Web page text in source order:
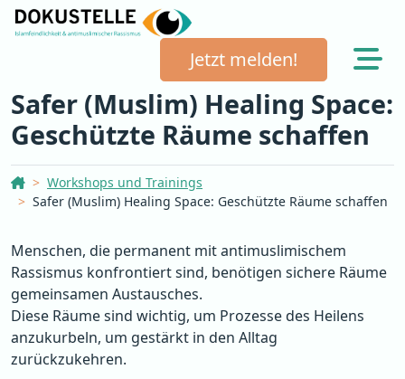
Jetzt melden!
Safer (Muslim) Healing Space:
Geschützte Räume schaffen
Dokustelle Österreich
Workshops und Trainings
Safer (Muslim) Healing Space: Geschützte Räume schaffen
Menschen, die permanent mit antimuslimischem
Rassismus konfrontiert sind, benötigen sichere Räume
gemeinsamen Austausches.
Diese Räume sind wichtig, um Prozesse des Heilens
anzukurbeln, um gestärkt in den Alltag
zurückzukehren.